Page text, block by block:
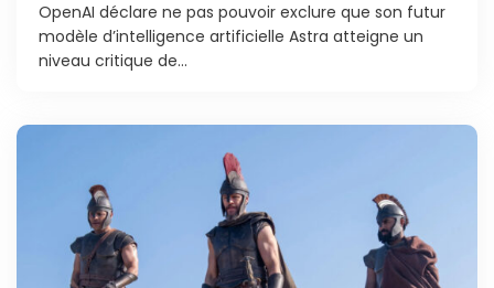
OpenAI déclare ne pas pouvoir exclure que son futur
modèle d’intelligence artificielle Astra atteigne un
niveau critique de...